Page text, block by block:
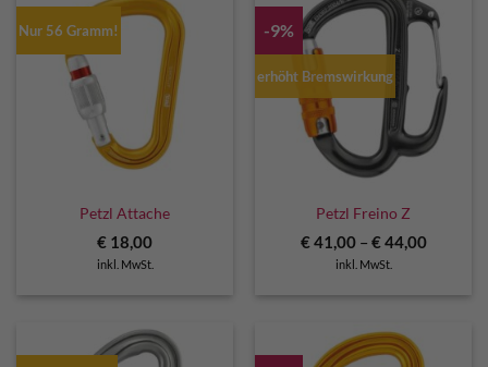
Nur 56 Gramm!
Petzl Attache
€ 18,00
inkl. MwSt.
-9%
erhöht Bremswirkung
Petzl Freino Z
€ 41,00– € 44,00
inkl. MwSt.